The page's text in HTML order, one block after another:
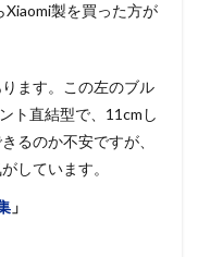
製を買った方が
ます。この左のブル
ト直結型で、11cmし
るのか不安ですが、
しています。
」